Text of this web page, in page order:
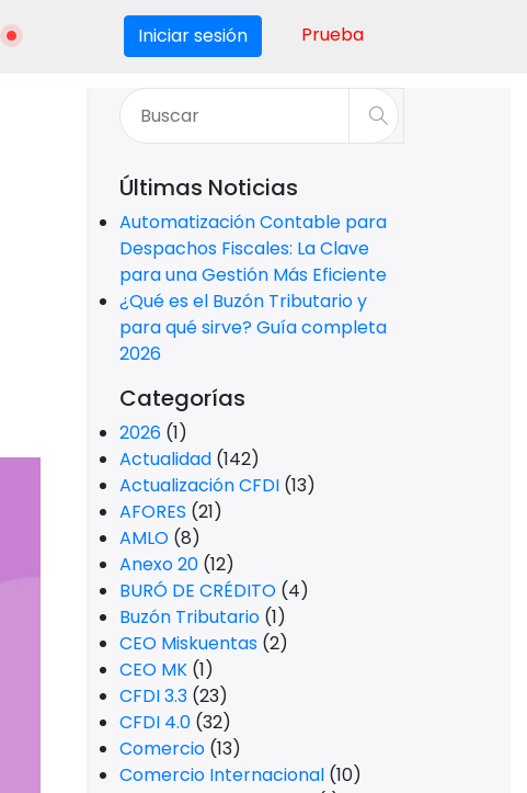
Iniciar sesión Prueba
Últimas Noticias
Automatización Contable para
Despachos Fiscales: La Clave
para una Gestión Más Eficiente
¿Qué es el Buzón Tributario y
para qué sirve? Guía completa
2026
Categorías
2026 (1)
Actualidad (142)
Actualización CFDI (13)
AFORES (21)
AMLO (8)
Anexo 20 (12)
BURÓ DE CRÉDITO (4)
Buzón Tributario (1)
CEO Miskuentas (2)
CEO MK (1)
CFDI 3.3 (23)
CFDI 4.0 (32)
Comercio (13)
Comercio Internacional (10)